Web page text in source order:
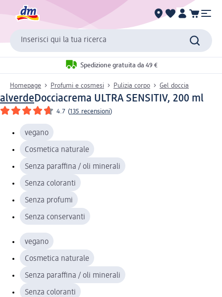
Inserisci qui la tua ricerca
Spedizione gratuita da 49 €
Homepage Profumi e cosmesi Pulizia corpo Gel doccia
alverdeDocciacrema ULTRA SENSITIV, 200 ml
4.7 (135 recensioni)
vegano
Cosmetica naturale
Senza paraffina / oli minerali
Senza coloranti
Senza profumi
Senza conservanti
vegano
Cosmetica naturale
Senza paraffina / oli minerali
Senza coloranti